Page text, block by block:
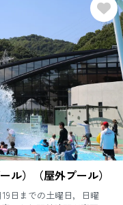
ル）（屋外プール）
日までの土曜日，日曜